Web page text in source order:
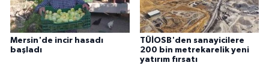
Mersin'de incir hasadı
başladı
TÜİOSB'den sanayicilere
200 bin metrekarelik yeni
yatırım fırsatı